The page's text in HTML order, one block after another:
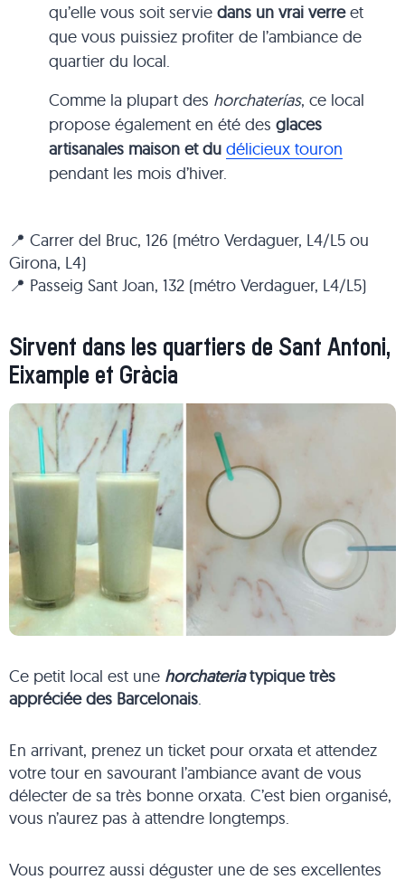
qu’elle vous soit serviedans un vrai verreet
que vous puissiez profiter de l’ambiance de
quartier du local.
Comme la plupart des horchaterías, ce local
propose également en été desglaces
artisanales maison et dudélicieux touron
pendant les mois d’hiver.
📍 Carrer del Bruc, 126 (métro Verdaguer, L4/L5 ou
Girona, L4)
📍 Passeig Sant Joan, 132 (métro Verdaguer, L4/L5)
Sirvent dans les quartiers de Sant Antoni,
Eixample et Gràcia
Ce petit local est une horchateriatypique très
appréciée des Barcelonais.
En arrivant, prenez un ticket pour orxata et attendez
votre tour en savourant l’ambiance avant de vous
délecter de sa très bonne orxata. C’est bien organisé,
vous n’aurez pas à attendre longtemps.
Vous pourrez aussi déguster une de ses excellentes